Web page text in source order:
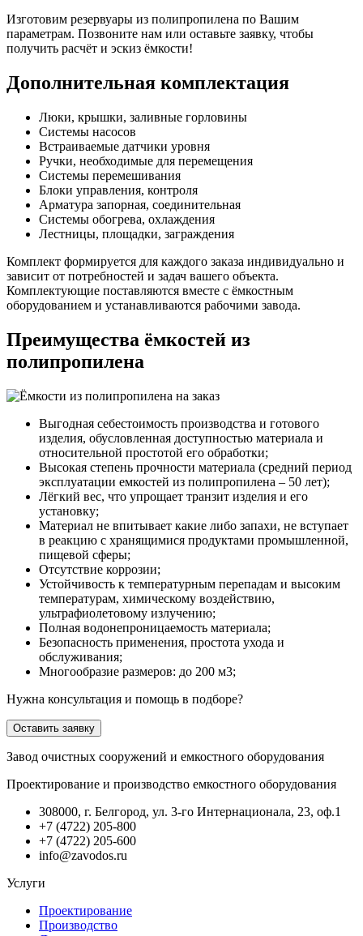
Изготовим резервуары из полипропилена по Вашим
параметрам. Позвоните нам или оставьте заявку, чтобы
получить расчёт и эскиз ёмкости!
Дополнительная комплектация
Люки, крышки, заливные горловины
Системы насосов
Встраиваемые датчики уровня
Ручки, необходимые для перемещения
Системы перемешивания
Блоки управления, контроля
Арматура запорная, соединительная
Системы обогрева, охлаждения
Лестницы, площадки, заграждения
Комплект формируется для каждого заказа индивидуально и
зависит от потребностей и задач вашего объекта.
Комплектующие поставляются вместе с ёмкостным
оборудованием и устанавливаются рабочими завода.
Преимущества ёмкостей из
полипропилена
Выгодная себестоимость производства и готового
изделия, обусловленная доступностью материала и
относительной простотой его обработки;
Высокая степень прочности материала (средний период
эксплуатации емкостей из полипропилена – 50 лет);
Лёгкий вес, что упрощает транзит изделия и его
установку;
Материал не впитывает какие либо запахи, не вступает
в реакцию с хранящимися продуктами промышленной,
пищевой сферы;
Отсутствие коррозии;
Устойчивость к температурным перепадам и высоким
температурам, химическому воздействию,
ультрафиолетовому излучению;
Полная водонепроницаемость материала;
Безопасность применения, простота ухода и
обслуживания;
Многообразие размеров: до 200 м3;
Нужна консультация и помощь в подборе?
Оставить заявку
Завод очистных сооружений и емкостного оборудования
Проектирование и производство емкостного оборудования
308000, г. Белгород, ул. 3-го Интернационала, 23, оф.1
+7 (4722) 205-800
+7 (4722) 205-600
info@zavodos.ru
Услуги
Проектирование
Производство